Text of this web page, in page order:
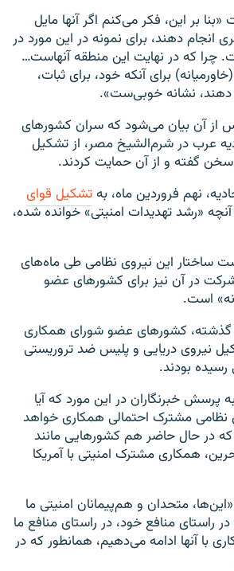
بر این، فکر می‌کنم اگر آنها مایل
انجام دهند، برای نمونه در این مورد در
چرا که در نهایت این منطقه آنهاست…
برای آنکه خود، برای ثبات،
دهند، نشانه خوبی‌ست».
از آن بیان می‌شود که سران کشورهای
عرب در شرم‌الشیخ مصر، از تشکیل
گفته و از آن حمایت کردند.
نهم فروردین ماه، بهتشکیل قوای
آنچه «رشد تهدیدات امنیتی» خوانده شده،
ساختار این نیروی نظامی طی ماه‌های
در آن نیز برای کشورهای عضو
است.
گذشته، کشورهای عضو شورای همکاری
نیروی دریایی و پلیس ضد تروریستی
بودند.
پرسش خبرنگاران در این مورد که آیا
نظامی مشترک احتمالی همکاری خواهد
که در حال حاضر هم کشورهایی مانند
همکاری مشترک امنیتی با آمریکا
متحدان و هم‌پیمانان امنیتی ما
راستای منافع خود، در راستای منافع ما
با آنها ادامه می‌دهیم، همانطور که در